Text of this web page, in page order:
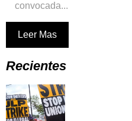
convocada...
Leer Mas
Recientes